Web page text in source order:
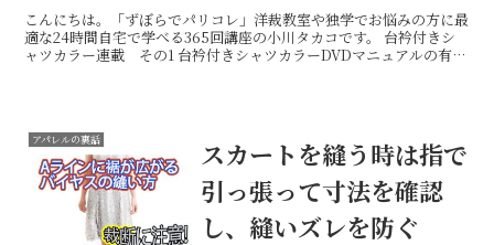
こんにちは。「ずぼらでパリコレ」洋裁教室や独学でお悩みの方に最
適な24時間自宅で学べる365回講座の小川タカコです。 台衿付きシ
ャツカラー連載 その1 台衿付きシャツカラーDVDマニュアルの有料
アパレルの裏話
スカートを縫う時は指で
引っ張って寸法を確認
し、縫いズレを防ぐ